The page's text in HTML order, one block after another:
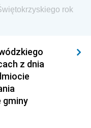
rok
z dnia
gminy